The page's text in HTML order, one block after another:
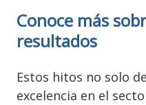
Conoce más
resultados
Estos hitos no solo
excelencia en el